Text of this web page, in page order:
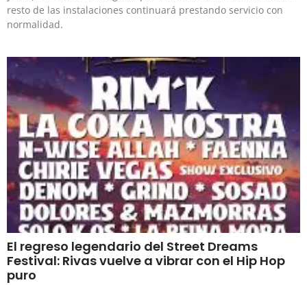
resto de las instalaciones continuará prestando servicio con
normalidad.
El regreso legendario del Street Dreams
Festival: Rivas vuelve a vibrar con el Hip Hop
puro